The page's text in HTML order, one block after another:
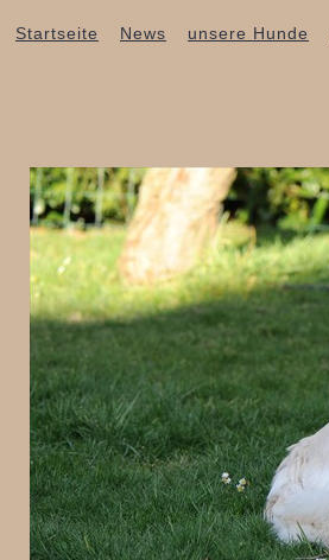
Startseite News unsere Hunde